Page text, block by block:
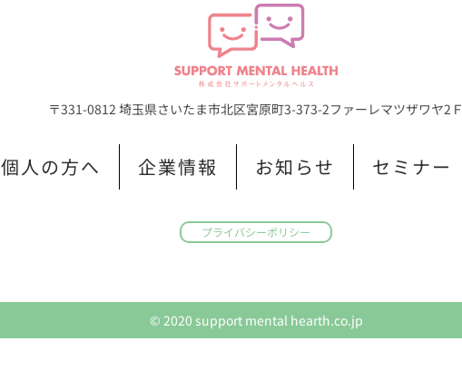
〒331-0812 埼玉県さいたま市北区宮原町3-373-2ファーレマツザワヤ2Ｆ
個人の方へ 企業情報 お知らせ セミナー
プライバシーポリシー
© 2020 support mental hearth.co.jp